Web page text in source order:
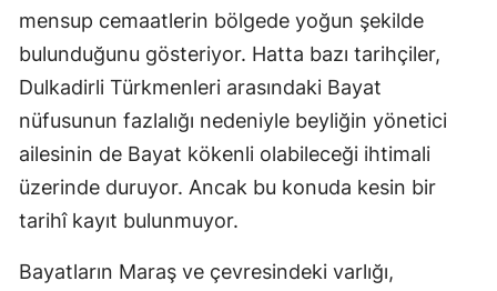
mensup cemaatlerin bölgede yoğun şekilde
bulunduğunu gösteriyor. Hatta bazı tarihçiler,
Dulkadirli Türkmenleri arasındaki Bayat
nüfusunun fazlalığı nedeniyle beyliğin yönetici
ailesinin de Bayat kökenli olabileceği ihtimali
üzerinde duruyor. Ancak bu konuda kesin bir
tarihî kayıt bulunmuyor.
Bayatların Maraş ve çevresindeki varlığı,